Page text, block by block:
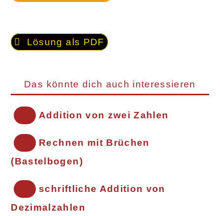
Lösung als PDF
Das könnte dich auch interessieren
Addition von zwei Zahlen
Rechnen mit Brüchen
(Bastelbogen)
schriftliche Addition von
Dezimalzahlen